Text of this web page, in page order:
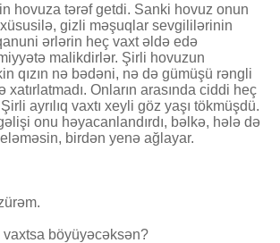
hovuza tərəf getdi. Sanki hovuz onun
xüsusilə, gizli məşuqlar sevgililərinin
ərlərin heç vaxt əldə edə
malikdirlər. Şirli hovuzun
qızın nə bədəni, nə də gümüşü rəngli
xatırlatmadı. Onların arasında ciddi heç
ayrılıq vaxtı xeyli göz yaşı tökmüşdü.
onu həyacanlandırdı, bəlkə, hələ də
birdən yenə ağlayar.
böyüyəcəksən?